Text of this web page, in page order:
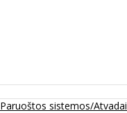
Paruoštos sistemos/Atvadai